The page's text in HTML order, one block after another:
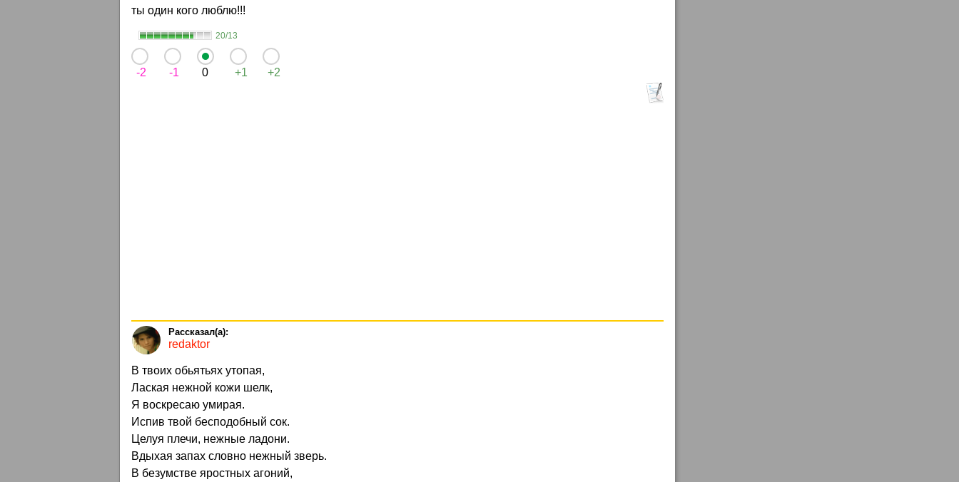
ты один кого люблю!!!
20/13
-2 -1 0 +1 +2
redaktor
В твоих обьятьях утопая,
Лаская нежной кожи шелк,
Я воскресаю умирая.
Испив твой бесподобный сок.
Целуя плечи, нежные ладони.
Вдыхая запах словно нежный зверь.
В безумстве яростных агоний,